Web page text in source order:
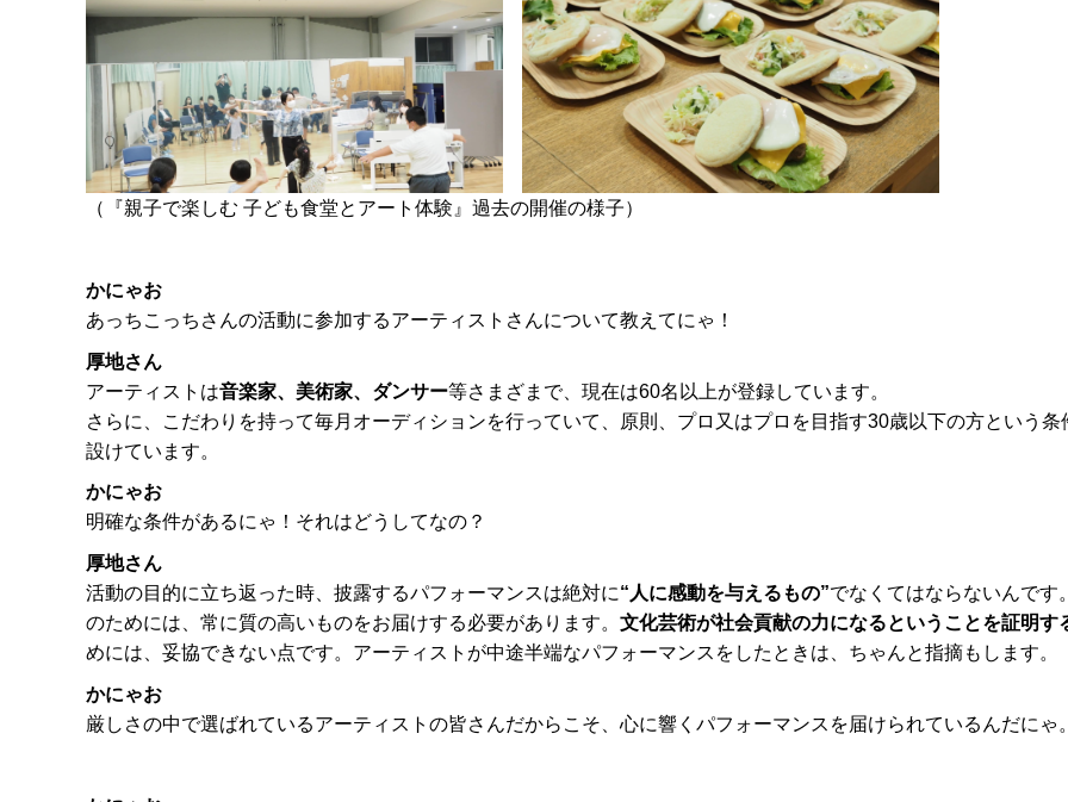
（『親子で楽しむ 子ども食堂とアート体験』過去の開催の様子）
かにゃお
あっちこっちさんの活動に参加するアーティストさんについて教えてにゃ！
厚地さん
アーティストは音楽家、美術家、ダンサー等さまざまで、現在は60名以上が登録しています。
さらに、こだわりを持って毎月オーディションを行っていて、原則、プロ又はプロを目指す30歳以下の方という条
設けています。
かにゃお
明確な条件があるにゃ！それはどうしてなの？
厚地さん
活動の目的に立ち返った時、披露するパフォーマンスは絶対に“人に感動を与えるもの”でなくてはならないんです
のためには、常に質の高いものをお届けする必要があります。 文化芸術が社会貢献の力になるということを証明す
めには、妥協できない点です。アーティストが中途半端なパフォーマンスをしたときは、ちゃんと指摘もします。
かにゃお
厳しさの中で選ばれているアーティストの皆さんだからこそ、心に響くパフォーマンスを届けられているんだにゃ